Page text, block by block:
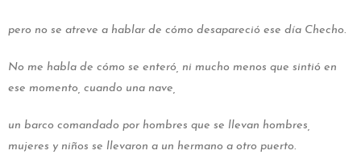
pero no se atreve a hablar de cómo desapareció ese día Checho.
No me habla de cómo se enteró, ni mucho menos que sintió en
ese momento, cuando una nave,
un barco comandado por hombres que se llevan hombres,
mujeres y niños se llevaron a un hermano a otro puerto.